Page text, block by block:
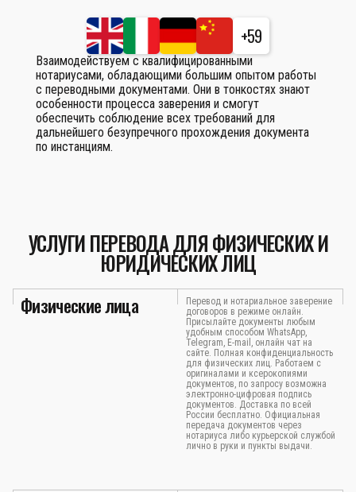
+59
Взаимодействуем с квалифицированными
нотариусами, обладающими большим опытом работы
с переводными документами. Они в тонкостях знают
особенности процесса заверения и смогут
обеспечить соблюдение всех требований для
дальнейшего безупречного прохождения документа
по инстанциям.
УСЛУГИ ПЕРЕВОДА ДЛЯ ФИЗИЧЕСКИХ И
ЮРИДИЧЕСКИХ ЛИЦ
Физические лица
Перевод и нотариальное заверение
договоров в режиме онлайн.
Присылайте документы любым
удобным способом WhatsApp,
Telegram, E-mail, онлайн чат на
сайте. Полная конфиденциальность
для физических лиц. Работаем с
оригиналами и ксерокопиями
документов, по запросу возможна
электронно-цифровая подпись
документов. Доставка по всей
России бесплатно. Официальная
передача документов через
нотариуса либо курьерской службой
лично в руки и пункты выдачи.